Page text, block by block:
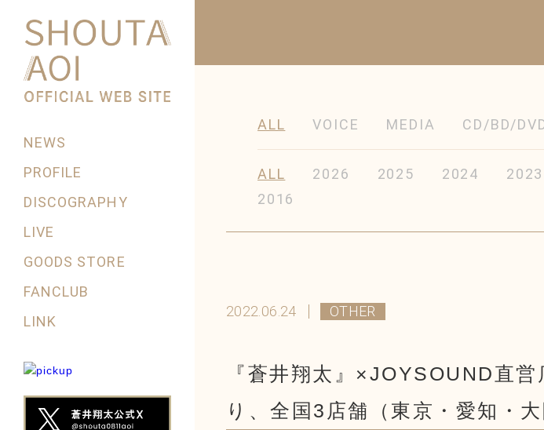
NEWS
PROFILE
DISCOGRAPHY
LIVE
GOODS STORE
FANCLUB
LINK
ALL VOICE MEDIA CD/BD/
ALL 2026 2025 2024 2023
2016
2022.06.24 OTHER
『蒼井翔太』×JOYSOUND直
り、全国3店舗（東京・愛知・